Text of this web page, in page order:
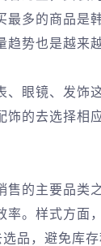
多的商品是
趋势也是越来
、眼镜、发饰
饰的去选择相
售的主要品类
率。样式方面
品，避免库存